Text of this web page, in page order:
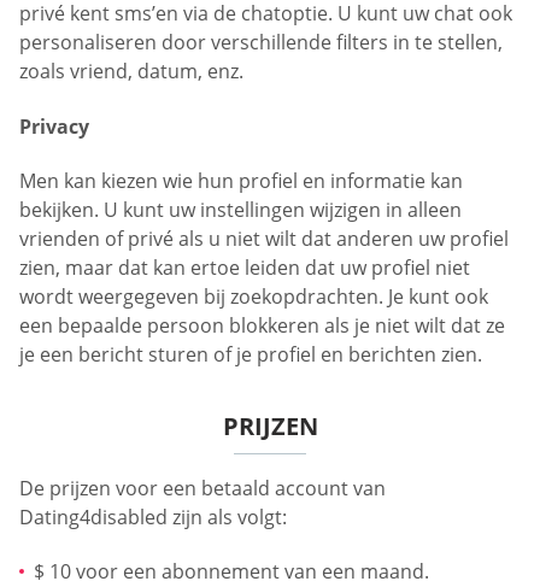
privé kent sms’en via de chatoptie. U kunt uw chat ook
personaliseren door verschillende filters in te stellen,
zoals vriend, datum, enz.
Privacy
Men kan kiezen wie hun profiel en informatie kan
bekijken. U kunt uw instellingen wijzigen in alleen
vrienden of privé als u niet wilt dat anderen uw profiel
zien, maar dat kan ertoe leiden dat uw profiel niet
wordt weergegeven bij zoekopdrachten. Je kunt ook
een bepaalde persoon blokkeren als je niet wilt dat ze
je een bericht sturen of je profiel en berichten zien.
PRIJZEN
De prijzen voor een betaald account van
Dating4disabled zijn als volgt:
$ 10 voor een abonnement van een maand.